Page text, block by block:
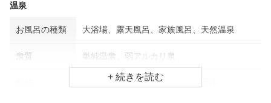
温泉
お風呂の種類 大浴場、露天風呂、家族風呂、天然温泉
泉質 単純温泉、弱アルカリ泉
アトピー・湿疹、神経痛、疲労回復